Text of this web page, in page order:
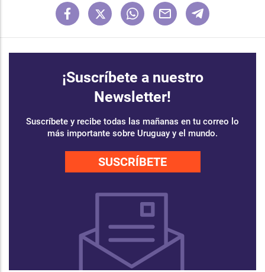
¡Suscríbete a nuestro
Newsletter!
Suscríbete y recibe todas las mañanas en tu correo lo
más importante sobre Uruguay y el mundo.
SUSCRÍBETE